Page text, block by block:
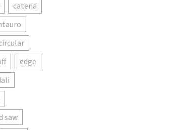
catena
edge
saw